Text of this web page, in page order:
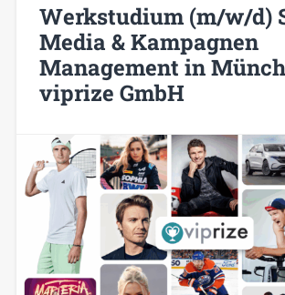
Werkstudium (m/w/d)
Media & Kampagnen
Management in
viprize GmbH